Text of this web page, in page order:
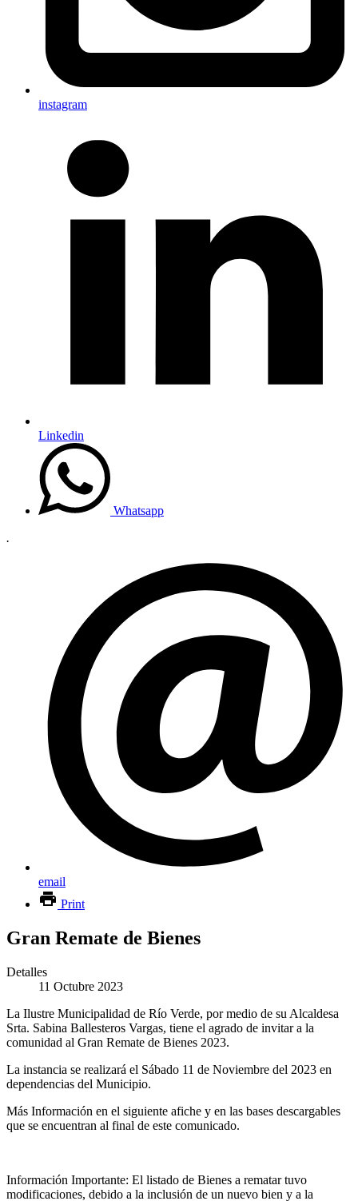
instagram
Linkedin
Whatsapp
.
email
Print
Gran Remate de Bienes
Detalles
11 Octubre 2023
La Ilustre Municipalidad de Río Verde, por medio de su Alcaldesa
Srta. Sabina Ballesteros Vargas, tiene el agrado de invitar a la
comunidad al Gran Remate de Bienes 2023.
La instancia se realizará el Sábado 11 de Noviembre del 2023 en
dependencias del Municipio.
Más Información en el siguiente afiche y en las bases descargables
que se encuentran al final de este comunicado.
Información Importante: El listado de Bienes a rematar tuvo
modificaciones, debido a la inclusión de un nuevo bien y a la